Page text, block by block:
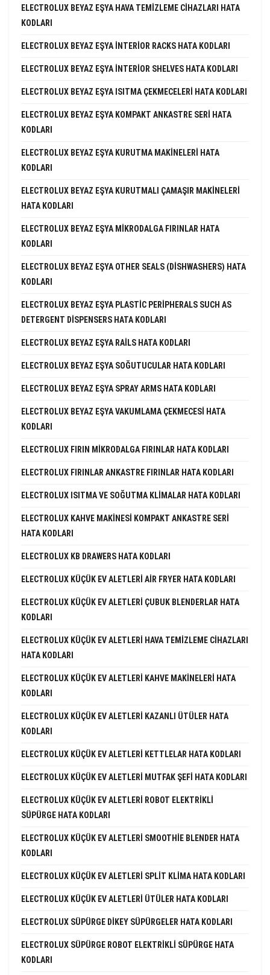
ELECTROLUX BEYAZ EŞYA HAVA TEMIZLEME CIHAZLARI HATA
KODLARI
ELECTROLUX BEYAZ EŞYA INTERIOR RACKS HATA KODLARI
ELECTROLUX BEYAZ EŞYA INTERIOR SHELVES HATA KODLARI
ELECTROLUX BEYAZ EŞYA ISITMA ÇEKMECELERI HATA KODLARI
ELECTROLUX BEYAZ EŞYA KOMPAKT ANKASTRE SERI HATA
KODLARI
ELECTROLUX BEYAZ EŞYA KURUTMA MAKINELERI HATA
KODLARI
ELECTROLUX BEYAZ EŞYA KURUTMALI ÇAMAŞIR MAKINELERI
HATA KODLARI
ELECTROLUX BEYAZ EŞYA MIKRODALGA FIRINLAR HATA
KODLARI
ELECTROLUX BEYAZ EŞYA OTHER SEALS (DISHWASHERS) HATA
KODLARI
ELECTROLUX BEYAZ EŞYA PLASTIC PERIPHERALS SUCH AS
DETERGENT DISPENSERS HATA KODLARI
ELECTROLUX BEYAZ EŞYA RAILS HATA KODLARI
ELECTROLUX BEYAZ EŞYA SOĞUTUCULAR HATA KODLARI
ELECTROLUX BEYAZ EŞYA SPRAY ARMS HATA KODLARI
ELECTROLUX BEYAZ EŞYA VAKUMLAMA ÇEKMECESI HATA
KODLARI
ELECTROLUX FIRIN MIKRODALGA FIRINLAR HATA KODLARI
ELECTROLUX FIRINLAR ANKASTRE FIRINLAR HATA KODLARI
ELECTROLUX ISITMA VE SOĞUTMA KLIMALAR HATA KODLARI
ELECTROLUX KAHVE MAKINESI KOMPAKT ANKASTRE SERI
HATA KODLARI
ELECTROLUX KB DRAWERS HATA KODLARI
ELECTROLUX KÜÇÜK EV ALETLERI AIR FRYER HATA KODLARI
ELECTROLUX KÜÇÜK EV ALETLERI ÇUBUK BLENDERLAR HATA
KODLARI
ELECTROLUX KÜÇÜK EV ALETLERI HAVA TEMIZLEME CIHAZLARI
HATA KODLARI
ELECTROLUX KÜÇÜK EV ALETLERI KAHVE MAKINELERI HATA
KODLARI
ELECTROLUX KÜÇÜK EV ALETLERI KAZANLI ÜTÜLER HATA
KODLARI
ELECTROLUX KÜÇÜK EV ALETLERI KETTLELAR HATA KODLARI
ELECTROLUX KÜÇÜK EV ALETLERI MUTFAK ŞEFI HATA KODLARI
ELECTROLUX KÜÇÜK EV ALETLERI ROBOT ELEKTRIKLI
SÜPÜRGE HATA KODLARI
ELECTROLUX KÜÇÜK EV ALETLERI SMOOTHIE BLENDER HATA
KODLARI
ELECTROLUX KÜÇÜK EV ALETLERI SPLIT KLIMA HATA KODLARI
ELECTROLUX KÜÇÜK EV ALETLERI ÜTÜLER HATA KODLARI
ELECTROLUX SÜPÜRGE DIKEY SÜPÜRGELER HATA KODLARI
ELECTROLUX SÜPÜRGE ROBOT ELEKTRIKLI SÜPÜRGE HATA
KODLARI